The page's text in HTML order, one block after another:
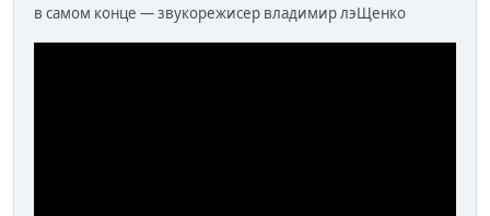
в самом конце — звукорежисер владимир лэЩенко